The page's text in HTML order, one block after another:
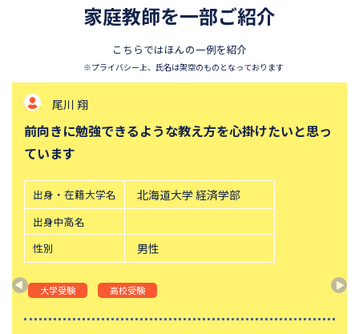
白百合学園中学校
サレジオ学院中学校
等部
攻玉社中学校
三田国際科学学園中学校
青山学院中等部
高輪中学校
桐朋中学校
六甲学院中学校
青山学院横浜英和中学校
中央大学附属横浜中学校
法政大学第二中学校
品川女子学院中等部
東京都立桜修館中等教育学校
学習院中等科
頌栄女子学院中学校
東山中学校
山手学院中学校
家庭教師を一部ご紹介
こちらではほんの一例を紹介
※プライバシー上、氏名は架空のものとなっております
尾川 翔
前向きに勉強できるような教え方を心掛けたいと思っ
ています
出身・在籍大学名 北海道大学 経済学部
出身中高名
性別
男性
大学受験 高校受験